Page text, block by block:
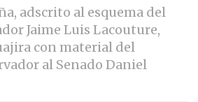
adscrito al esquema del
Jaime Luis Lacouture,
con material del
al Senado Daniel